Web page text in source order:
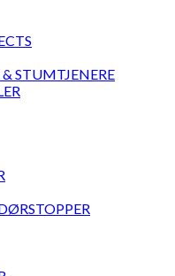
STUMTJENERE